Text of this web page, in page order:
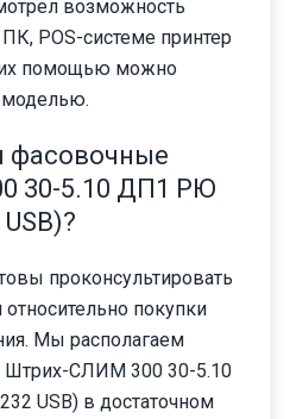
возможность
POS-системе принтер
помощью можно
моделью.
фасовочные
30-5.10 ДП1 РЮ
проконсультировать
покупки
Мы располагаем
СЛИМ 300 30-5.10
USB) в достаточном